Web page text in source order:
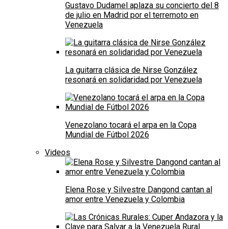
Gustavo Dudamel aplaza su concierto del 8
de julio en Madrid por el terremoto en
Venezuela
La guitarra clásica de Nirse González
resonará en solidaridad por Venezuela
Venezolano tocará el arpa en la Copa
Mundial de Fútbol 2026
Videos
Elena Rose y Silvestre Dangond cantan al
amor entre Venezuela y Colombia